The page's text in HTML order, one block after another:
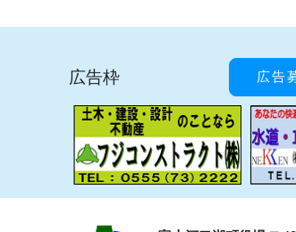
広告枠 広告